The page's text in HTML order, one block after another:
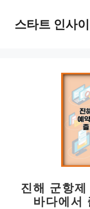
스타트 인사
진해 군항제
바다에서